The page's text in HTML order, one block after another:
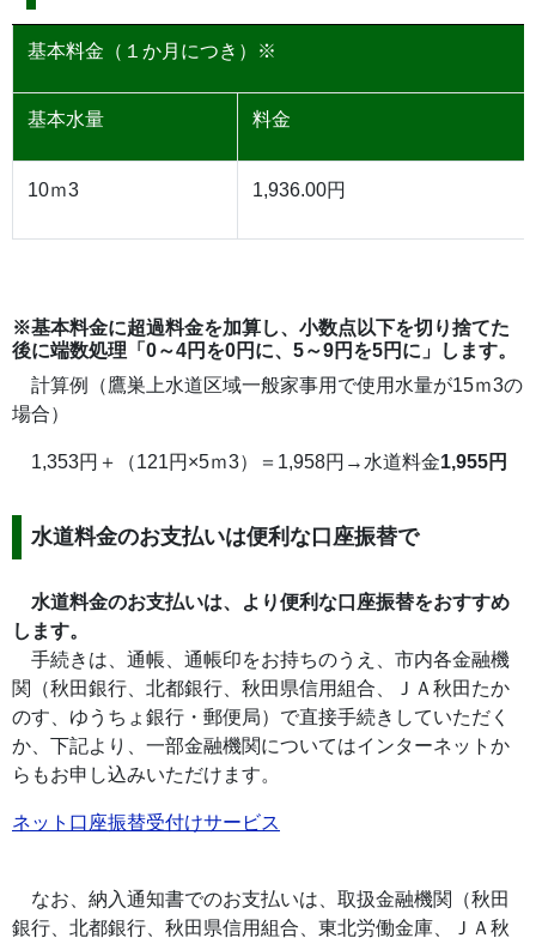
基本料金（１か月につき）※
基本水量 料金
10ｍ3 1,936.00円
※基本料金に超過料金を加算し、小数点以下を切り捨てた
後に端数処理 「0～4円を0円に、5～9円を5円に」します。
計算例（鷹巣上水道区域一般家事用で使用水量が15ｍ3の
場合）
1,353円＋（121円×5ｍ3）＝1,958円→水道料金1,955円
水道料金のお支払いは便利な口座振替で
水道料金のお支払いは、より便利な口座振替をおすすめ
します。
手続きは、通帳、通帳印をお持ちのうえ、市内各金融機
関（秋田銀行、北都銀行、秋田県信用組合、ＪＡ秋田たか
のす、ゆうちょ銀行・郵便局）で直接手続きしていただく
か、下記より、一部金融機関についてはインターネットか
らもお申し込みいただけます。
ネット口座振替受付けサービス
なお、納入通知書でのお支払いは、取扱金融機関（秋田
銀行、北都銀行、秋田県信用組合、東北労働金庫、ＪＡ秋